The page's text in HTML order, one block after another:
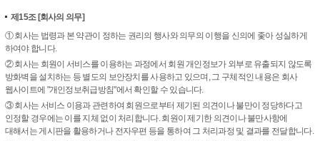
제15조[회사의 의무]
① 회사는 법령과 본 약관이 정하는 권리의 행사와 의무의 이행을 신의에 좇아 성실하게
하여야 합니다.
② 회사는 회원이 서비스를 이용하는 과정에서 회원 개인정보가 외부로 유출되지 않도록
방화벽을 설치하는 등 별도의 보안장치를 사용하고 있으며, 그 구체적인 내용은 회사
웹사이트에 "개인정보취급방침"에서 확인할 수 있습니다.
③ 회사는 서비스 이용과 관련하여 회원으로부터 제기된 의견이나 불만이 정당하다고
인정할 경우에는 이를 지체 없이 처리합니다. 회원이 제기한 의견이나 불만사항에
대해서는 게시판을 활용하거나 전자우편 등을 통하여 그 처리과정 및 결과를 전달합니다.